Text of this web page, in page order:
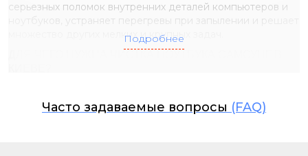
серьезных поломок внутренних деталей компьютеров и
ноутбуков, устраняет перегревы при запылении и решает
множество других мелких и крупных задач.
инструкциях к технике, но зачем на самом деле может
понадобитьсячистканоутбука Самсунг в Киеве? Для
Подробнее
Часто задаваемые вопросы (FAQ)